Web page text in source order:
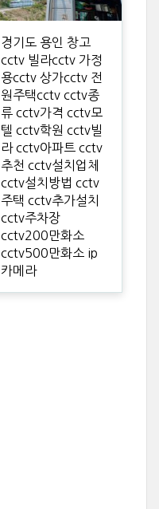
경기도 용인 창고
cctv 빌라cctv 가정
용cctv 상가cctv 전
원주택cctv cctv종
류 cctv가격 cctv모
텔 cctv학원 cctv빌
라 cctv아파트 cctv
추천 cctv설치업체
cctv설치방법 cctv
주택 cctv추가설치
cctv주차장
cctv200만화소
cctv500만화소 ip
카메라